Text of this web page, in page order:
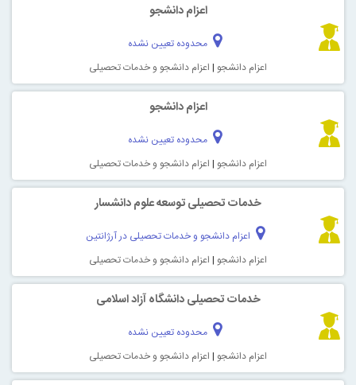
اعزام دانشجو
محدوده تعیین نشده
اعزام دانشجو | اعزام دانشجو و خدمات تحصیلی
اعزام دانشجو
محدوده تعیین نشده
اعزام دانشجو | اعزام دانشجو و خدمات تحصیلی
خدمات تحصیلی توسعه علوم دانشسار
اعزام دانشجو و خدمات تحصیلی در آرژانتین
اعزام دانشجو | اعزام دانشجو و خدمات تحصیلی
خدمات تحصیلی دانشگاه آزاد اسلامی
محدوده تعیین نشده
اعزام دانشجو | اعزام دانشجو و خدمات تحصیلی